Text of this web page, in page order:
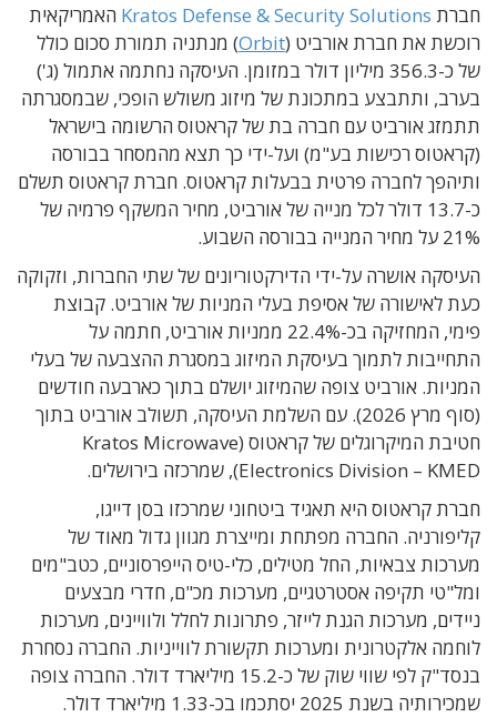
חברת Kratos Defense & Security Solutions האמריקאית
רוכשת את חברת אורביט (Orbit) מנתניה תמורת סכום כולל
של כ-356.3 מיליון דולר במזומן. העיסקה נחתמה אתמול (ג')
בערב, ותתבצע במתכונת של מיזוג משולש הופכי, שבמסגרתה
תתמזג אורביט עם חברה בת של קראטוס הרשומה בישראל
(קראטוס רכישות בע"מ) ועל-ידי כך תצא מהמסחר בבורסה
ותיהפך לחברה פרטית בבעלות קראטוס. חברת קראטוס תשלם
כ-13.7 דולר לכל מנייה של אורביט, מחיר המשקף פרמיה של
21% על מחיר המנייה בבורסה השבוע.
העיסקה אושרה על-ידי הדירקטוריונים של שתי החברות, וזקוקה
כעת לאישורה של אסיפת בעלי המניות של אורביט. קבוצת
פימי, המחזיקה בכ-22.4% ממניות אורביט, חתמה על
התחייבות לתמוך בעיסקת המיזוג במסגרת ההצבעה של בעלי
המניות. אורביט צופה שהמיזוג יושלם בתוך כארבעה חודשים
(סוף מרץ 2026). עם השלמת העיסקה, תשולב אורביט בתוך
חטיבת המיקרוגלים של קראטוס (Kratos Microwave
Electronics Division – KMED), שמרכזה בירושלים.
חברת קראטוס היא תאגיד ביטחוני שמרכזו בסן דייגו,
קליפורניה. החברה מפתחת ומייצרת מגוון גדול מאוד של
מערכות צבאיות, החל מטילים, כלי-טיס הייפרסוניים, כטב"מים
ומל"טי תקיפה אסטרטגיים, מערכות מכ"ם, חדרי מבצעים
ניידים, מערכות הגנת לייזר, פתרונות לחלל ולוויינים, מערכות
לוחמה אלקטרונית ומערכות תקשורת לווייניות. החברה נסחרת
בנסד"ק לפי שווי שוק של כ-15.2 מיליארד דולר. החברה צופה
שמכירותיה בשנת 2025 יסתכמו בכ-1.33 מיליארד דולר.